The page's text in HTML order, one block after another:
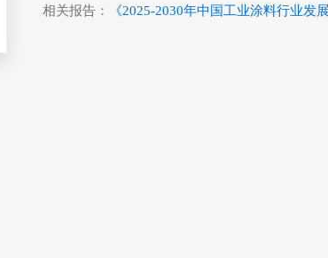
相关报告： 《2025-2030年中国工业涂料行业发